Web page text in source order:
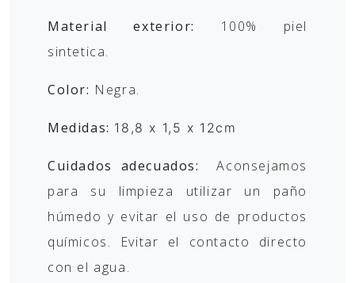
Material exterior:
100% piel
sintetica.
Color: Negra.
Medidas: 18,8 x 1,5 x 12cm
Cuidados adecuados:
Aconsejamos
para su limpieza utilizar un paño
húmedo y evitar el uso de productos
químicos. Evitar el contacto directo
con el agua.